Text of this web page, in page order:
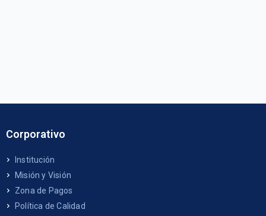
Corporativo
Institución
Misión y Visión
Zona de Pagos
Política de Calidad